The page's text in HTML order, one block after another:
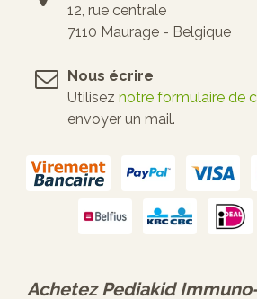
12, rue centrale
7110 Maurage - Belgique
Nous écrire
Utilisez notre formulaire de
envoyer un mail.
AchetezPediakid